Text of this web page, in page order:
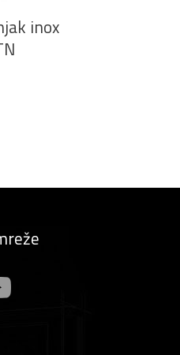
inox